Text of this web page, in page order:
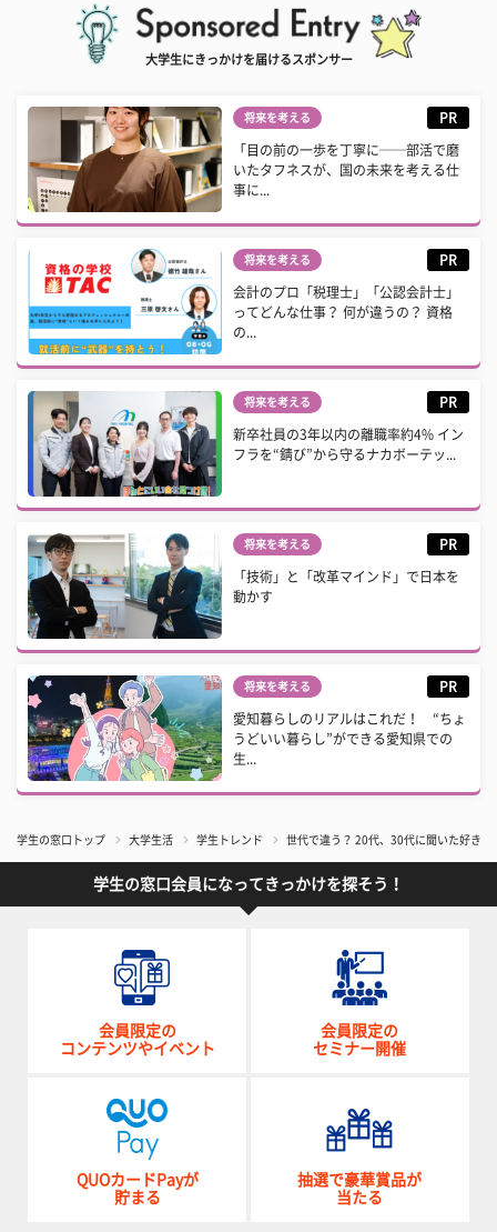
大学生にきっかけを届けるスポンサー
将来を考える PR
「目の前の一歩を丁寧に──部活で磨
いたタフネスが、国の未来を考える仕
事に...
将来を考える PR
会計のプロ「税理士」「公認会計士」
ってどんな仕事？ 何が違うの？ 資格
の...
将来を考える PR
新卒社員の3年以内の離職率約4% イン
フラを“錆び”から守るナカボーテッ...
将来を考える PR
「技術」と「改革マインド」で日本を
動かす
将来を考える PR
愛知暮らしのリアルはこれだ！ “ちょ
うどいい暮らし”ができる愛知県での
生...
学生の窓口トップ 大学生活 学生トレンド 世代で違う？ 20代、30代に聞いた好き
学生の窓口会員になってきっかけを探そう！
会員限定の
コンテンツやイベント
会員限定の
セミナー開催
QUOカードPayが
貯まる
抽選で豪華賞品が
当たる